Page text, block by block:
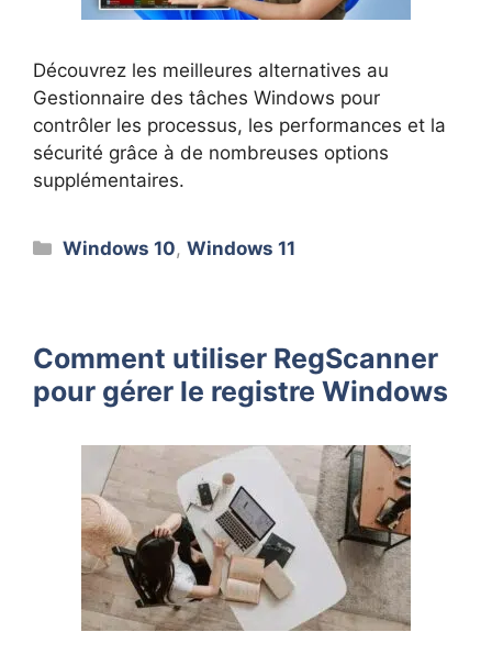
Découvrez les meilleures alternatives au
Gestionnaire des tâches Windows pour
contrôler les processus, les performances et la
sécurité grâce à de nombreuses options
supplémentaires.
Catégories
Windows 10,Windows 11
Comment utiliser RegScanner
pour gérer le registre Windows